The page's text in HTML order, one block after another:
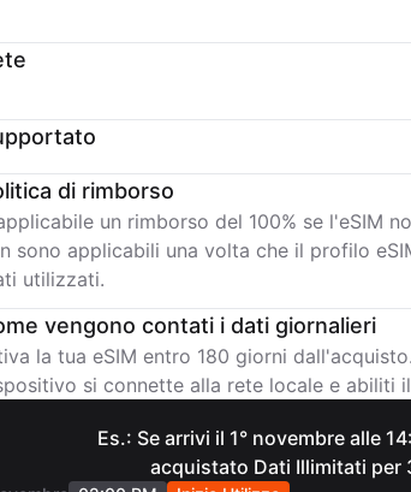
di rimborso
un rimborso del 100% se l'eSIM
sono applicabili una volta che il profilo
utilizzati.
vengono contati i dati giornalieri
la tua eSIM entro 180 giorni
si connette alla rete locale e abiliti
Es.: Se arrivi il 1° novembre alle
acquistato Dati Illimitati per